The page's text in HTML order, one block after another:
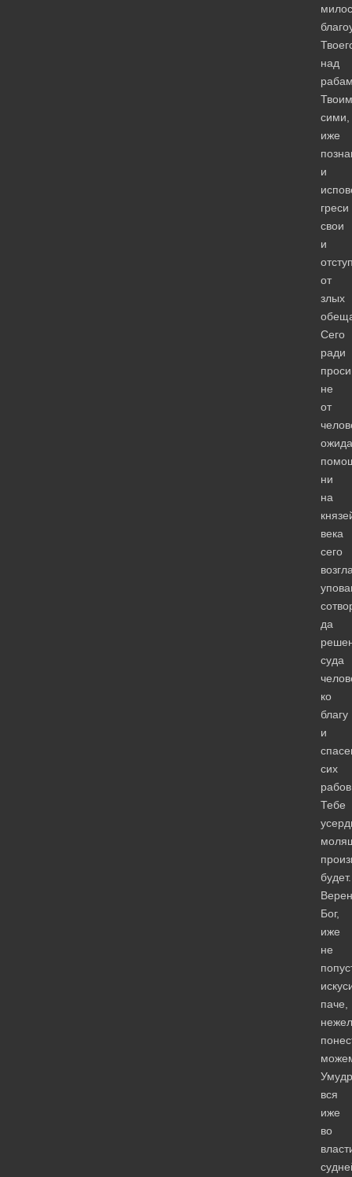
над
сими,
иже
и
греси
свои
и
от
злых
Сего
ради
не
от
ни
на
века
сего
да
суда
ко
благу
и
сих
рабов
Тебе
будет.
Верен
Бог,
иже
не
паче,
вся
иже
во